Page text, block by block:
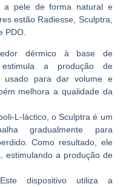
a pele de forma natural e
estão Radiesse, Sculptra,
PDO.
dérmico à base de
a produção de
usado para dar volume e
melhora a qualidade da
L-láctico, o Sculptra é um
gradualmente para
Como resultado, ele
estimulando a produção de
dispositivo utiliza a